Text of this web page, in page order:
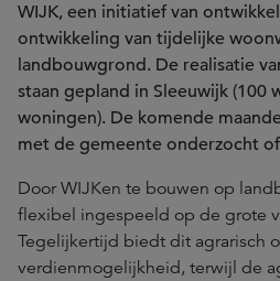
WIJK, een initiatief van
ontwikkeling van tijdelijke
landbouwgrond. De realisatie
staan gepland in Sleeuwijk (100
woningen). De komende
met de gemeente onderzocht
Door WIJKen te bouwen op
flexibel ingespeeld op de grote
Tegelijkertijd biedt dit agrarisch
verdienmogelijkheid, terwijl de